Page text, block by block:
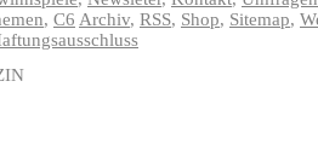
, C6 Archiv, RSS, Shop, Sitemap,